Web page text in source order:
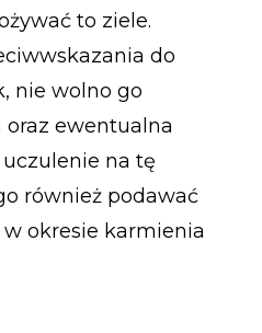
to ziele.
do
nie wolno go
ewentualna
na tę
również podawać
okresie karmienia